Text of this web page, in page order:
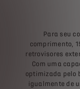
Para seu
comprimento,
retrovisores
Com uma
optimizada pelo
igualmente de